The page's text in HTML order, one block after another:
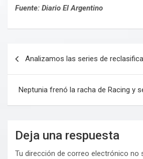
Fuente: Diario El Argentino
entradas
Analizamos las series de
Neptunia frenó la racha de Racing y
Deja una respuesta
Tu dirección de correo electrónico no